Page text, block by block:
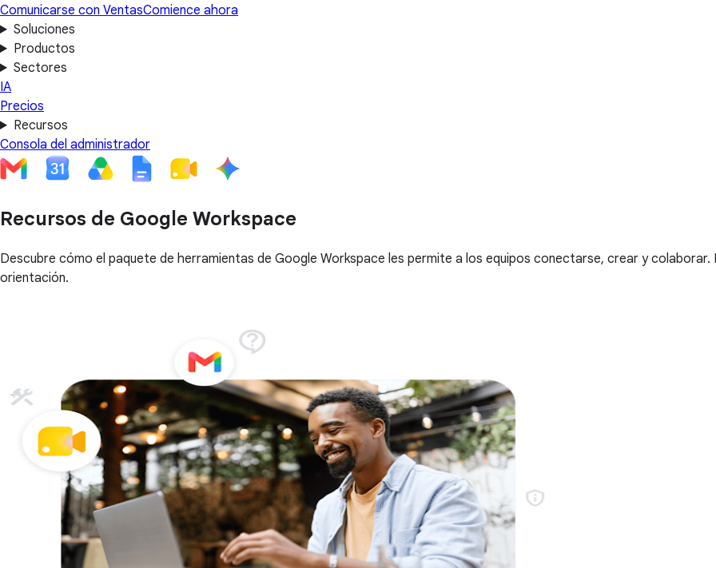
Comunicarse con VentasComience ahora
Soluciones
Productos
Sectores
IA
Precios
Recursos
Consola del administrador
Recursos de Google Workspace
Descubre cómo el paquete de herramientas de Google Workspace les permite a los equipos conectarse, crear y
orientación.